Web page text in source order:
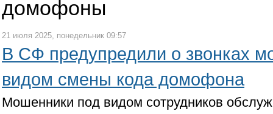
домофоны
21 июля 2025, понедельник 09:57
В СФ предупредили о звонках
видом смены кода домофона
Мошенники под видом сотрудников